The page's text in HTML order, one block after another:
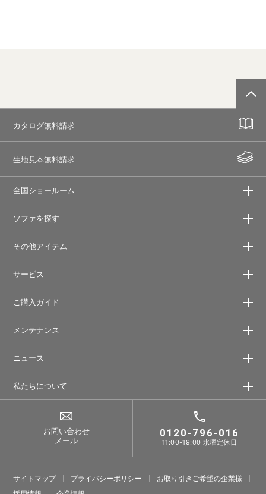
カタログ無料請求
生地見本無料請求
全国ショールーム
ソファを探す
その他アイテム
サービス
ご購入ガイド
メンテナンス
ニュース
私たちについて
お問い合わせ
メール
0120-796-016
11:00-19:00 水曜定休日
サイトマップ プライバシーポリシー
お取り引きご希望の企業様